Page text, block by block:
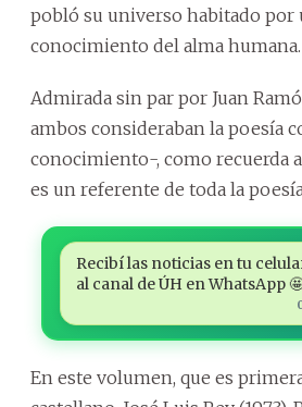
pobló su universo habitado por
conocimiento del alma humana.
Admirada sin par por Juan
ambos consideraban la poesía
conocimiento-, como recuerda a
es un referente de toda la
Recibí las noticias en tu
al canal de ÚH en WhatsApp
En este volumen, que es